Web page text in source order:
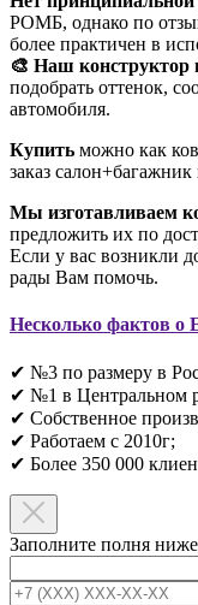
РОМБ, однако по
более практичен в
🎨 Наш конструктор
подобрать оттенок,
автомобиля.
Купить можно как
заказ салон+багажник
Мы изготавливаем
предложить их по
Если у вас возникли
рады Вам помочь.
Несколько фактов о
✔ №3 по размеру в
✔ №1 в Центральном
✔ Собственное
✔ Работаем с 2010г;
✔ Более 350 000
Заполните полня